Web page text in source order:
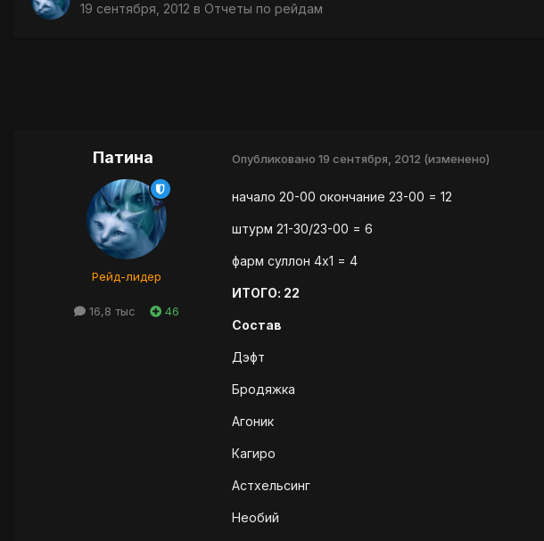
19 сентября, 2012 в Отчеты по рейдам
Патина
Рейд-лидер
16,8 тыс 46
Опубликовано 19 сентября, 2012 (изменено)
начало 20-00 окончание 23-00 = 12
штурм 21-30/23-00 = 6
фарм суллон 4х1 = 4
ИТОГО: 22
Состав
Дэфт
Бродяжка
Агоник
Кагиро
Астхельсинг
Необий